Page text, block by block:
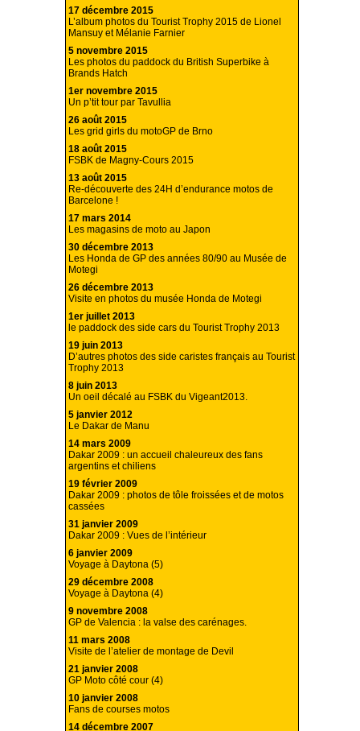
17 décembre 2015
L’album photos du Tourist Trophy 2015 de Lionel
Mansuy et Mélanie Farnier
5 novembre 2015
Les photos du paddock du British Superbike à
Brands Hatch
1er novembre 2015
Un p’tit tour par Tavullia
26 août 2015
Les grid girls du motoGP de Brno
18 août 2015
FSBK de Magny-Cours 2015
13 août 2015
Re-découverte des 24H d’endurance motos de
Barcelone !
17 mars 2014
Les magasins de moto au Japon
30 décembre 2013
Les Honda de GP des années 80/90 au Musée de
Motegi
26 décembre 2013
Visite en photos du musée Honda de Motegi
1er juillet 2013
le paddock des side cars du Tourist Trophy 2013
19 juin 2013
D’autres photos des side caristes français au Tourist
Trophy 2013
8 juin 2013
Un oeil décalé au FSBK du Vigeant2013.
5 janvier 2012
Le Dakar de Manu
14 mars 2009
Dakar 2009 : un accueil chaleureux des fans
argentins et chiliens
19 février 2009
Dakar 2009 : photos de tôle froissées et de motos
cassées
31 janvier 2009
Dakar 2009 : Vues de l’intérieur
6 janvier 2009
Voyage à Daytona (5)
29 décembre 2008
Voyage à Daytona (4)
9 novembre 2008
GP de Valencia : la valse des carénages.
11 mars 2008
Visite de l’atelier de montage de Devil
21 janvier 2008
GP Moto côté cour (4)
10 janvier 2008
Fans de courses motos
14 décembre 2007